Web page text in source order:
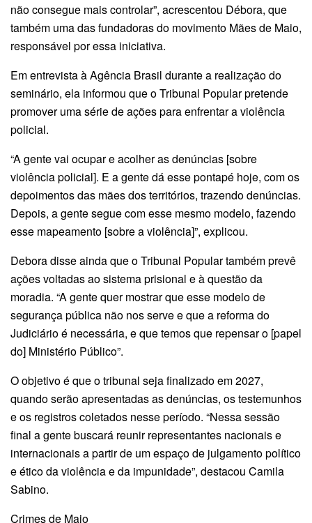
não consegue mais controlar”, acrescentou Débora, que
também uma das fundadoras do movimento Mães de Maio,
responsável por essa iniciativa.
Em entrevista à Agência Brasil durante a realização do
seminário, ela informou que o Tribunal Popular pretende
promover uma série de ações para enfrentar a violência
policial.
“A gente vai ocupar e acolher as denúncias [sobre
violência policial]. E a gente dá esse pontapé hoje, com os
depoimentos das mães dos territórios, trazendo denúncias.
Depois, a gente segue com esse mesmo modelo, fazendo
esse mapeamento [sobre a violência]”, explicou.
Debora disse ainda que o Tribunal Popular também prevê
ações voltadas ao sistema prisional e à questão da
moradia. “A gente quer mostrar que esse modelo de
segurança pública não nos serve e que a reforma do
Judiciário é necessária, e que temos que repensar o [papel
do] Ministério Público”.
O objetivo é que o tribunal seja finalizado em 2027,
quando serão apresentadas as denúncias, os testemunhos
e os registros coletados nesse período. “Nessa sessão
final a gente buscará reunir representantes nacionais e
internacionais a partir de um espaço de julgamento político
e ético da violência e da impunidade”, destacou Camila
Sabino.
Crimes de Maio